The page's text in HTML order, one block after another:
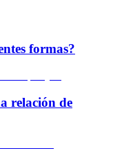
formas?
relación de